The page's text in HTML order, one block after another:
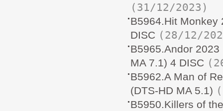
(31/12/2023)
B5964.Hit Monkey
DISC (28/12/
B5965.Andor 2023
MA 7.1) 4 DISC
B5962.A Man of
(DTS-HD MA 5.1)
B5950.Killers of